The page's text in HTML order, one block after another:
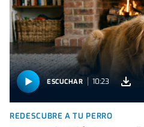
ESCUCHAR 10:23
REDESCUBRE A TU PERRO